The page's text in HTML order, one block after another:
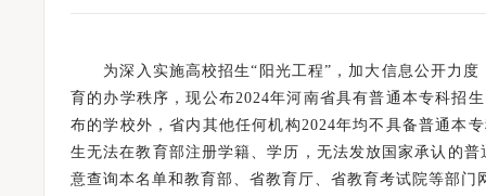
为深入实施高校招生“阳光工程”，加大信息公开力度
育的办学秩序，现公布2024年河南省具有普通本专科招
布的学校外，省内其他任何机构2024年均不具备普通本
生无法在教育部注册学籍、学历，无法发放国家承认的
意查询本名单和教育部、省教育厅、省教育考试院等部